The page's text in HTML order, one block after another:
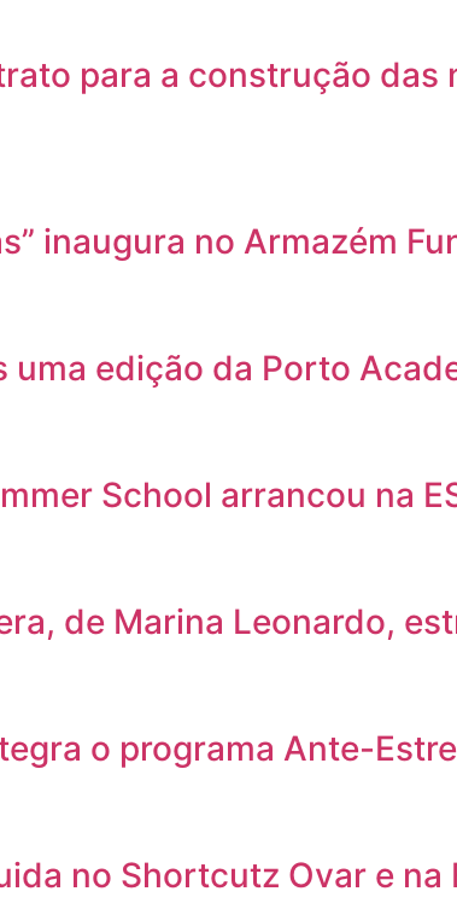
para a construção
inaugura no Armazém
uma edição da Porto
School arrancou na
de Marina Leonardo,
o programa Ante-
no Shortcutz Ovar e